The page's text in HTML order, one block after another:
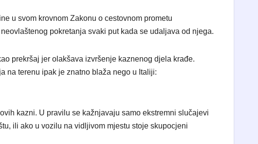
u svom krovnom Zakonu o cestovnom prometu
pokretanja svaki put kada se udaljava od njega.
prekršaj jer olakšava izvršenje kaznenog djela krađe.
na terenu ipak je znatno blaža nego u Italiji:
kazni. U pravilu se kažnjavaju samo ekstremni slučajevi
ili ako u vozilu na vidljivom mjestu stoje skupocjeni